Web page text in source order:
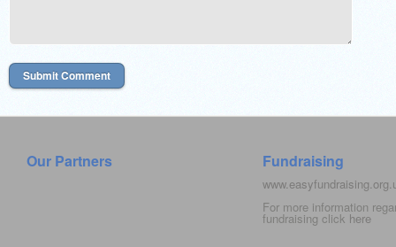
Our Partners Fundraising
For more information
fundraising click here